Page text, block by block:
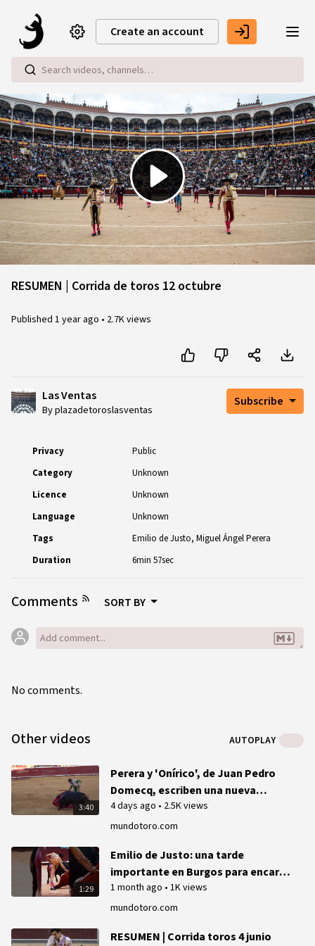
Create an account
Play
Video
RESUMEN | Corrida de toros 12 octubre
Published 1 year ago • 2.7K views
Las Ventas
By plazadetoroslasventas
Subscribe
Privacy
Public
Category
Unknown
Licence
Unknown
Language
Unknown
Tags
Emilio de Justo Miguel Ángel Perera
Duration
6min 57sec
Comments SORT BY
No comments.
Other videos AUTOPLAY
3:40
mundotoro.com
Perera y 'Onírico', de Juan Pedro
Domecq, escriben una nueva
página de oro en La Merced
4 days ago • 2.5K views
1:29
mundotoro.com
Emilio de Justo: una tarde
importante en Burgos para encarar
el verano taurino
1 month ago • 1K views
RESUMEN | Corrida toros 4 junio